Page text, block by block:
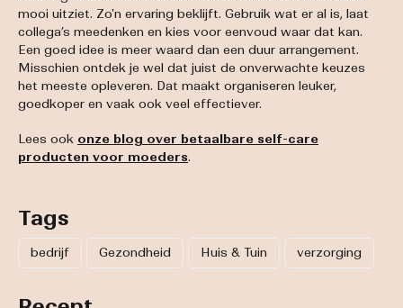
mooi uitziet. Zo'n ervaring beklijft. Gebruik wat er al is, laat
collega’s meedenken en kies voor eenvoud waar dat kan.
Een goed idee is meer waard dan een duur arrangement.
Misschien ontdek je wel dat juist de onverwachte keuzes
het meeste opleveren. Dat maakt organiseren leuker,
goedkoper en vaak ook veel effectiever.
Lees ook onze blog over betaalbare self-care
producten voor moeders.
Tags
bedrijf Gezondheid Huis & Tuin verzorging